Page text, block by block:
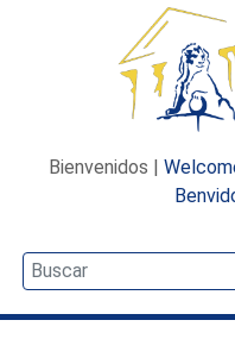
Bienvenidos |